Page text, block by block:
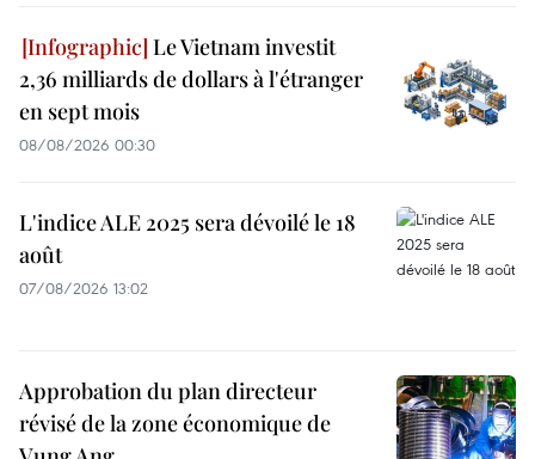
Le Vietnam investit
2,36 milliards de dollars à l'étranger
en sept mois
08/08/2026 00:30
L'indice ALE 2025 sera dévoilé le 18
août
07/08/2026 13:02
Approbation du plan directeur
révisé de la zone économique de